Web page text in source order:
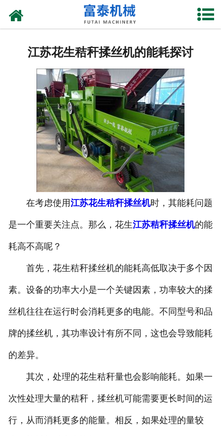
资质荣誉
新闻中心
厂房设备
联系我们
江苏花生秸秆揉丝机的能耗探讨
在考虑使用江苏花生秸秆揉丝机时，其能耗问题
是一个重要关注点。那么，花生江苏秸秆揉丝机的能
耗高不高呢？
首先，花生秸秆揉丝机的能耗高低取决于多个因
素。设备的功率大小是一个关键因素，功率较大的揉
丝机往往在运行时会消耗更多的电能。不同型号和品
牌的揉丝机，其功率设计有所不同，这也会导致能耗
的差异。
其次，处理的花生秸秆量也会影响能耗。如果一
次性处理大量的秸秆，揉丝机可能需要更长时间的运
行，从而消耗更多的能量。相反，如果处理的量较